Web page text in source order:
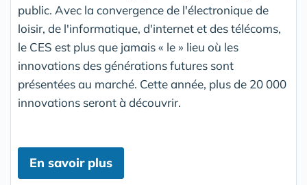
public. Avec la convergence de l'électronique de
loisir, de l'informatique, d'internet et des télécoms,
le CES est plus que jamais « le » lieu où les
innovations des générations futures sont
présentées au marché. Cette année, plus de 20 000
innovations seront à découvrir.
En savoir plus